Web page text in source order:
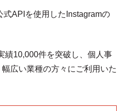
式APIを使用したInstagramの
績10,000件を突破し、個人事
広い業種の方々にご利用いた